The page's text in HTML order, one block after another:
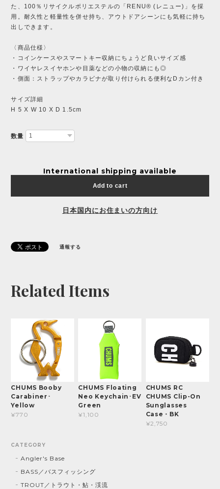
た、100％リサイクルポリエステルの「RENU® (レニュー)」を採
用。耐久性と軽量性を併せ持ち、アウトドアシーンにも気軽に持ち
出しできます。
〈商品仕様〉
・コインケースやスマートキー収納にちょうど良いサイズ感
・ワイヤレスイヤホンや目薬などの小物の収納にも◎
・側面：ストラップやカラビナが取り付けられる便利なDカン付き
サイズ詳細
H 5 X W 10 X D 1.5cm
数量
International shipping available
Add to cart
日本国内にお住まいの方向け
通報する
Related Items
CHUMS Booby
Carabiner･
Yellow
¥770
CHUMS Floating
Neo Keychain･EV
Green
¥1,100
CHUMS RC
CHUMS Clip-On
Sunglasses
Case・BK
¥2,750
CATEGORY
Angler's Base
BASS／バスフィッシング
TROUT／トラウト・鮎・渓流